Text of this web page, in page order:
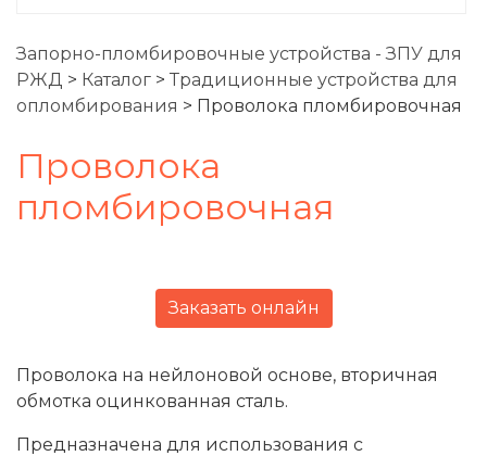
Запорно-пломбировочные устройства - ЗПУ для
РЖД > Каталог > Традиционные устройства для
опломбирования > Проволока пломбировочная
Проволока
пломбировочная
Заказать онлайн
Проволока на нейлоновой основе, вторичная
обмотка оцинкованная сталь.
Предназначена для использования с